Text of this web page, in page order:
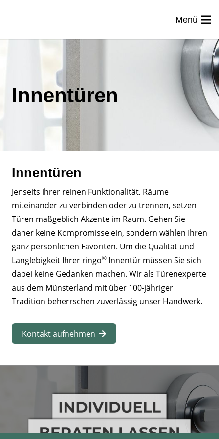
Menü
Innentüren
Innentüren
Jenseits ihrer reinen Funktionalität, Räume
miteinander zu verbinden oder zu trennen, setzen
Türen maßgeblich Akzente im Raum. Gehen Sie
daher keine Kompromisse ein, sondern wählen Ihren
ganz persönlichen Favoriten. Um die Qualität und
Langlebigkeit Ihrer ringo® Innentür müssen Sie sich
dabei keine Gedanken machen. Wir als Türenexperte
aus dem Münsterland mit über 100-jähriger
Tradition beherrschen zuverlässig unser Handwerk.
Kontakt aufnehmen